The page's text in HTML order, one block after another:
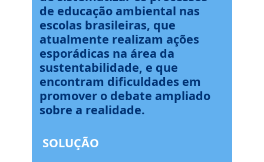
de educação ambiental nas
escolas brasileiras, que
atualmente realizam ações
esporádicas na área da
sustentabilidade, e que
encontram dificuldades em
promover o debate ampliado
sobre a realidade.
SOLUÇÃO